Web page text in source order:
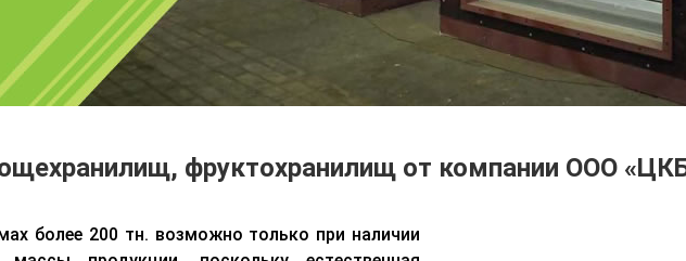
фруктохранилищ от компании ООО
более 200 тн. возможно только при наличии